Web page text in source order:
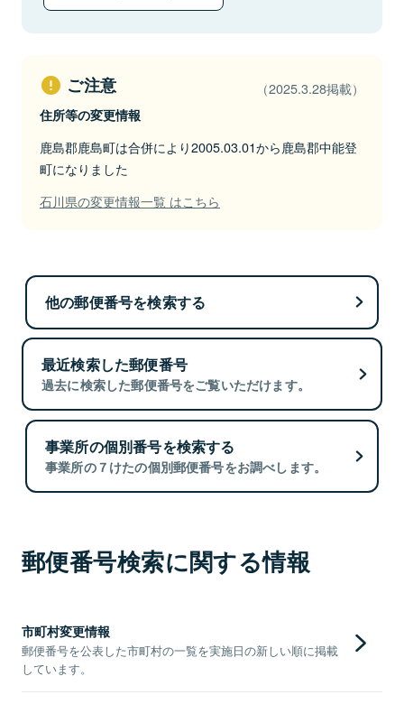
ご注意 （2025.3.28掲載）
住所等の変更情報
鹿島郡鹿島町は合併により2005.03.01から鹿島郡中能登
町になりました
石川県の変更情報一覧 はこちら
他の郵便番号を検索する
最近検索した郵便番号
過去に検索した郵便番号をご覧いただけます。
事業所の個別番号を検索する
事業所の７けたの個別郵便番号をお調べします。
郵便番号検索に関する情報
市町村変更情報
郵便番号を公表した市町村の一覧を実施日の新しい順に掲載
しています。